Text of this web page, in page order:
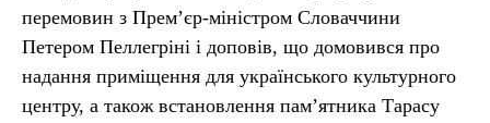
перемовин з Прем’єр-міністром Словаччини
Петером Пеллегріні і доповів, що домовився про
надання приміщення для українського культурного
центру, а також встановлення пам’ятника Тарасу